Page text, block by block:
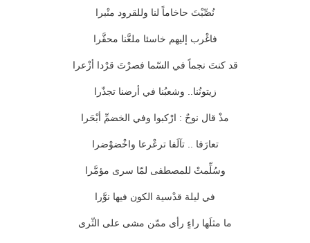
نُصِّبْتَ حاخاماً لنا وللقرود منْبرا
فاغْرب إليهم خاسئا ملعَّنا محقَّرا
قد كنتَ نجماً في السّما فصرْتَ قرْدا أزْعرا
زيتونُنا.. وشعبُنا في أرضنا تجذّرا
مذْ قال نوحٌ : ارْكبوا وفي الخضمِّ أبْحَرا
تعارَفا .. تآلَفا ترعْرعا واخْضوْضرا
وسُلِّمتْ للمصطفى لمّا سرى مؤمَّرا
في ليلة قدْسية الكون فيها نوَّرا
ما مثلَها راءٍ رأى ممّن مشى على الثّرى